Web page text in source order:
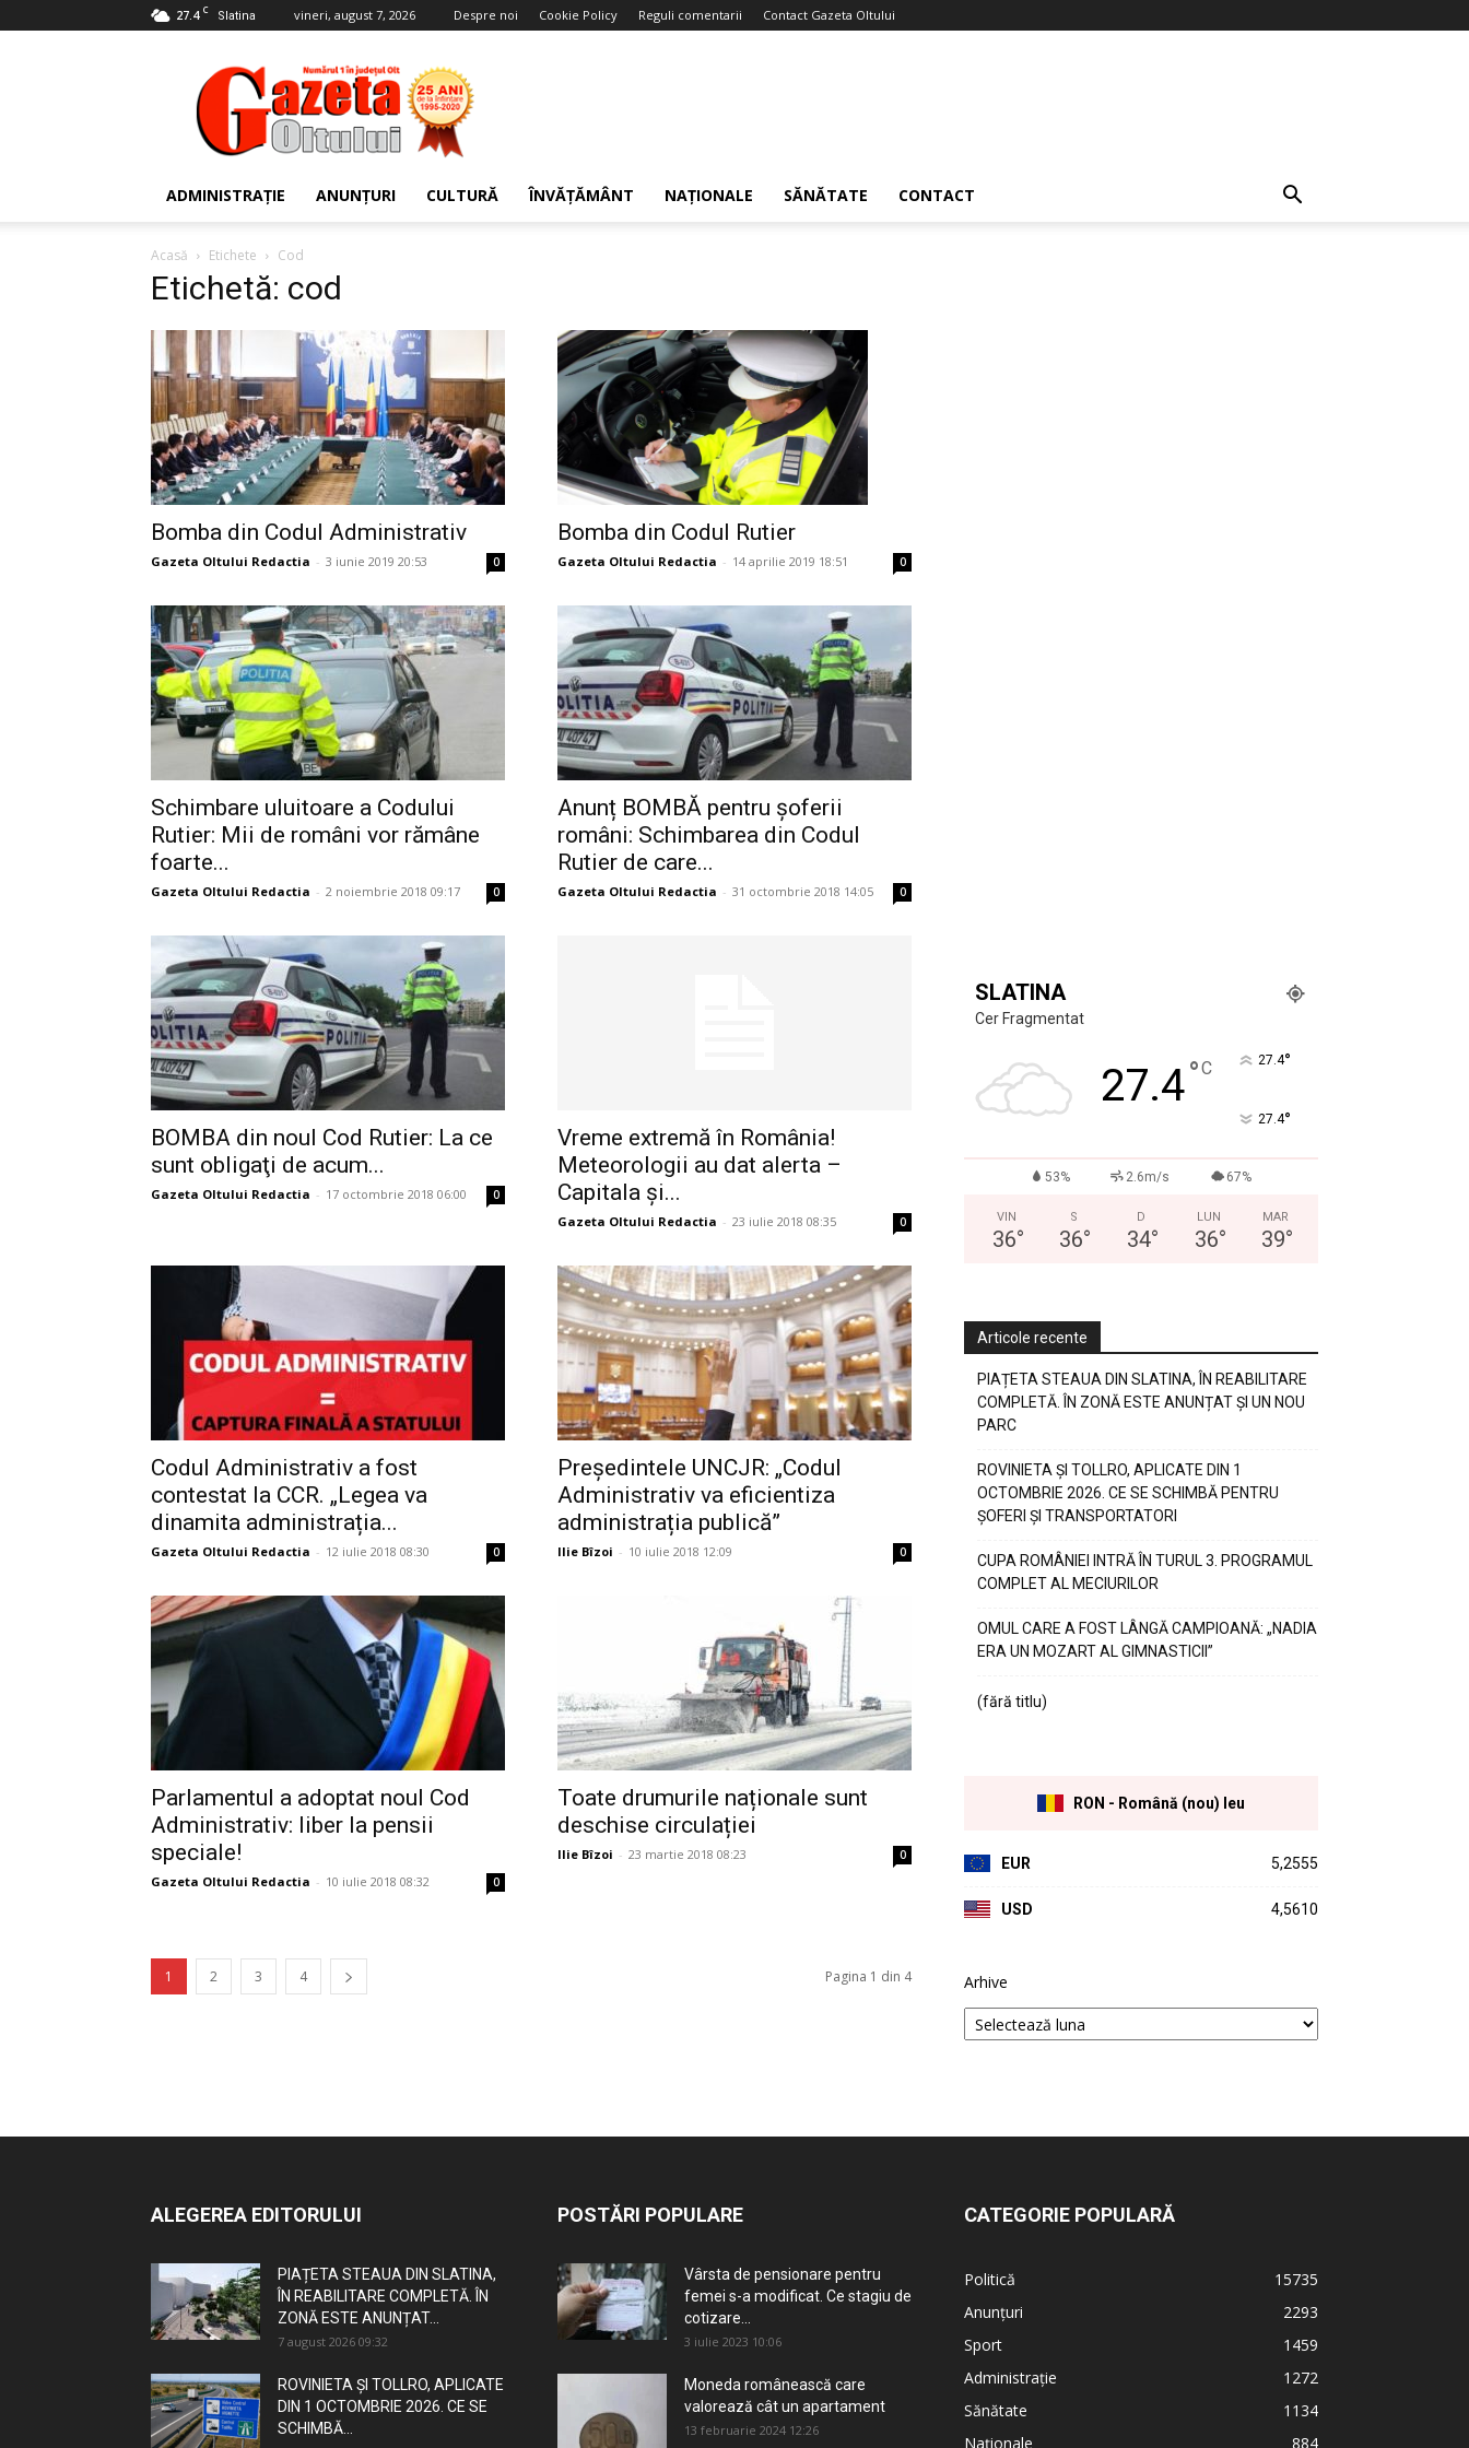
27.4 C Slatina vineri, august 7, 2026 Despre noi Cookie Policy Reguli comentarii Contact Gazeta Oltului
Gazeta
Oltului
ADMINISTRAȚIE ANUNȚURI CULTURĂ ÎNVĂȚĂMÂNT NAȚIONALE SĂNĂTATE CONTACT
Acasă Etichete Cod
Etichetă: cod
Bomba din Codul Administrativ
Gazeta Oltului Redactia - 3 iunie 2019 20:53 0
Bomba din Codul Rutier
Gazeta Oltului Redactia - 14 aprilie 2019 18:51 0
Schimbare uluitoare a Codului
Rutier: Mii de români vor rămâne
foarte...
Gazeta Oltului Redactia - 2 noiembrie 2018 09:17 0
Anunț BOMBĂ pentru șoferii
români: Schimbarea din Codul
Rutier de care...
Gazeta Oltului Redactia - 31 octombrie 2018 14:05 0
BOMBA din noul Cod Rutier: La ce
sunt obligaţi de acum...
Gazeta Oltului Redactia - 17 octombrie 2018 06:00 0
Vreme extremă în România!
Meteorologii au dat alerta –
Capitala și...
Gazeta Oltului Redactia - 23 iulie 2018 08:35 0
Codul Administrativ a fost
contestat la CCR. „Legea va
dinamita administrația...
Gazeta Oltului Redactia - 12 iulie 2018 08:30 0
Președintele UNCJR: „Codul
Administrativ va eficientiza
administrația publică”
Ilie Bîzoi - 10 iulie 2018 12:09 0
Parlamentul a adoptat noul Cod
Administrativ: liber la pensii
speciale!
Gazeta Oltului Redactia - 10 iulie 2018 08:32 0
Toate drumurile naționale sunt
deschise circulației
Ilie Bîzoi - 23 martie 2018 08:23 0
1 2 3 4 Pagina 1 din 4
SLATINA
Cer Fragmentat
27.4°C 27.4°
27.4°
53% 2.6m/s 67%
VIN
36°
S
36°
D
34°
LUN
36°
MAR
39°
Articole recente
PIAȚETA STEAUA DIN SLATINA, ÎN REABILITARE
COMPLETĂ. ÎN ZONĂ ESTE ANUNȚAT ȘI UN NOU
PARC
ROVINIETA ȘI TOLLRO, APLICATE DIN 1
OCTOMBRIE 2026. CE SE SCHIMBĂ PENTRU
ȘOFERI ȘI TRANSPORTATORI
CUPA ROMÂNIEI INTRĂ ÎN TURUL 3. PROGRAMUL
COMPLET AL MECIURILOR
OMUL CARE A FOST LÂNGĂ CAMPIOANĂ: „NADIA
ERA UN MOZART AL GIMNASTICII”
(fără titlu)
RON - Română (nou) leu
EUR 5,2555
USD 4,5610
Arhive
ALEGEREA EDITORULUI
PIAȚETA STEAUA DIN SLATINA,
ÎN REABILITARE COMPLETĂ. ÎN
ZONĂ ESTE ANUNȚAT...
7 august 2026 09:32
ROVINIETA ȘI TOLLRO, APLICATE
DIN 1 OCTOMBRIE 2026. CE SE
SCHIMBĂ...
POSTĂRI POPULARE
Vârsta de pensionare pentru
femei s-a modificat. Ce stagiu de
cotizare...
3 iulie 2023 10:06
Moneda românească care
valorează cât un apartament
13 februarie 2024 12:26
CATEGORIE POPULARĂ
Politică
15735
Anunțuri
2293
Sport
1459
Administrație
1272
Sănătate
1134
Naționale
884